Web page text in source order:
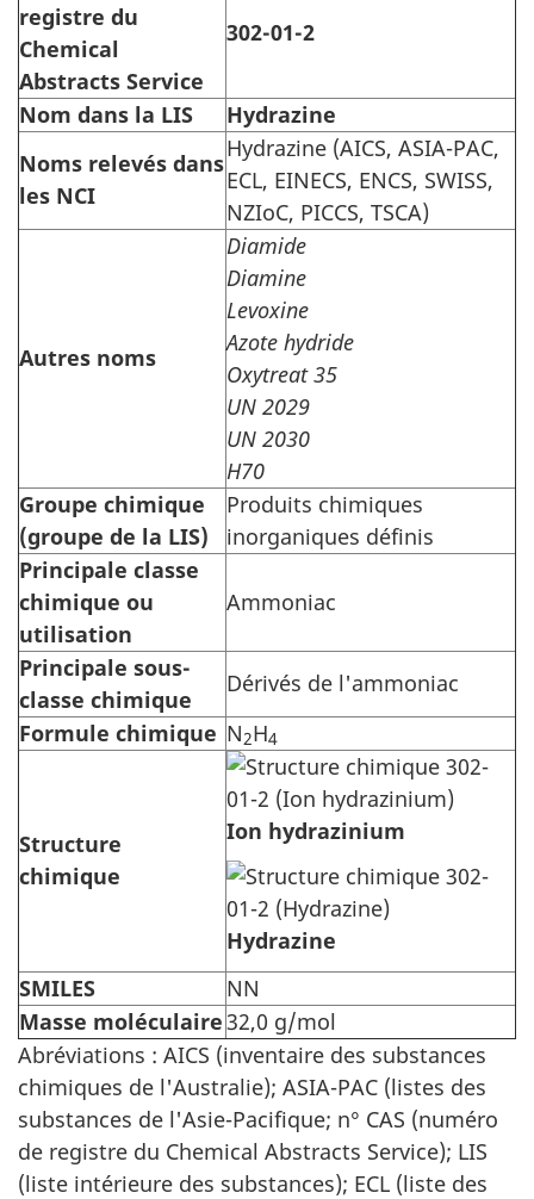
registre du
Chemical
Abstracts Service
302-01-2
Nom dans la LIS
Hydrazine
Noms relevés dans
les NCI
Hydrazine (AICS, ASIA-PAC,
ECL, EINECS, ENCS, SWISS,
NZIoC, PICCS, TSCA)
Autres noms
Diamide
Diamine
Levoxine
Azote hydride
Oxytreat 35
UN 2029
UN 2030
H70
Groupe chimique
(groupe de la LIS)
Produits chimiques
inorganiques définis
Principale classe
chimique ou
utilisation
Ammoniac
Principale sous-
classe chimique
Dérivés de l'ammoniac
Formule chimique N2H4
Structure
chimique
Ion hydrazinium
Hydrazine
SMILES
NN
Masse moléculaire32,0 g/mol
Abréviations : AICS (inventaire des substances
chimiques de l'Australie); ASIA-PAC (listes des
substances de l'Asie-Pacifique; n° CAS (numéro
de registre du Chemical Abstracts Service); LIS
(liste intérieure des substances); ECL (liste des